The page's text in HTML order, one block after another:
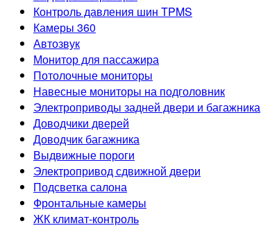
Контроль давления шин TPMS
Камеры 360
Автозвук
Монитор для пассажира
Потолочные мониторы
Навесные мониторы на подголовник
Электроприводы задней двери и багажника
Доводчики дверей
Доводчик багажника
Выдвижные пороги
Электропривод сдвижной двери
Подсветка салона
Фронтальные камеры
ЖК климат-контроль